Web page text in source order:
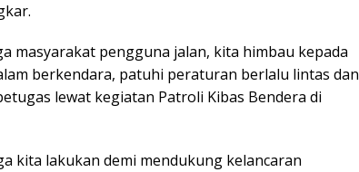
masyarakat pengguna jalan, kita himbau kepada
berkendara, patuhi peraturan berlalu lintas dan
lewat kegiatan Patroli Kibas Bendera di
kita lakukan demi mendukung kelancaran